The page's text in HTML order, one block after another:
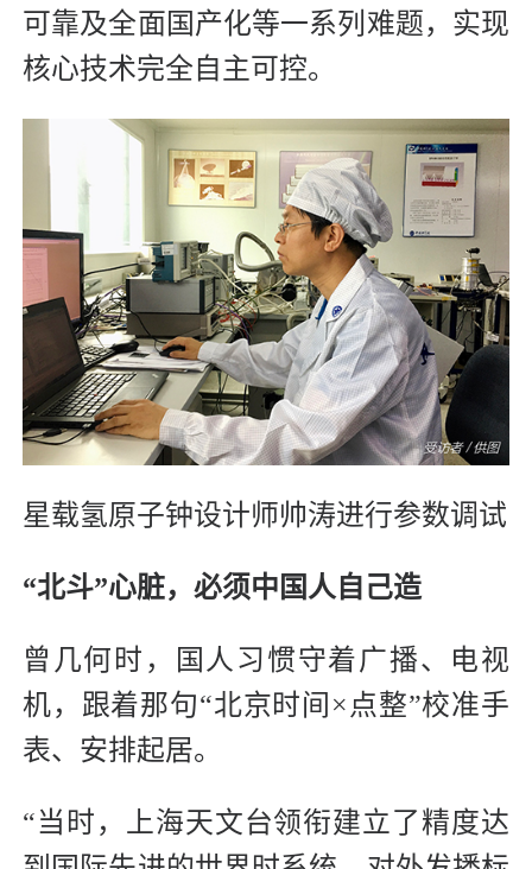
可靠及全面国产化等一系列难题，实现
核心技术完全自主可控。
星载氢原子钟设计师帅涛进行参数调试
“北斗”心脏，必须中国人自己造
曾几何时，国人习惯守着广播、电视
机，跟着那句“北京时间×点整”校准手
表、安排起居。
“当时，上海天文台领衔建立了精度达